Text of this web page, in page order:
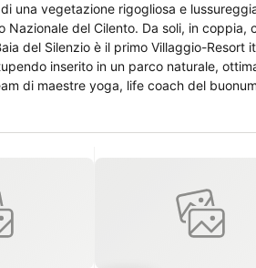
una vegetazione rigogliosa e
del Cilento. Da soli, in coppia,
del Silenzio è il primo Villaggio-Resort
inserito in un parco naturale,
di maestre yoga, life coach del